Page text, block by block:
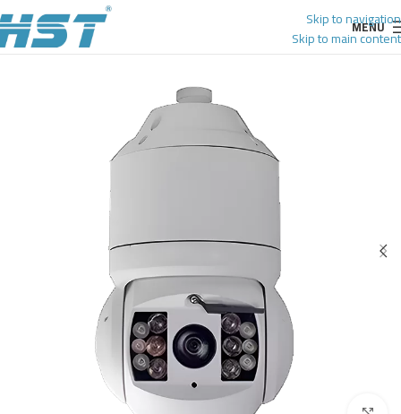
Skip to navigation
Skip to main content
MENU